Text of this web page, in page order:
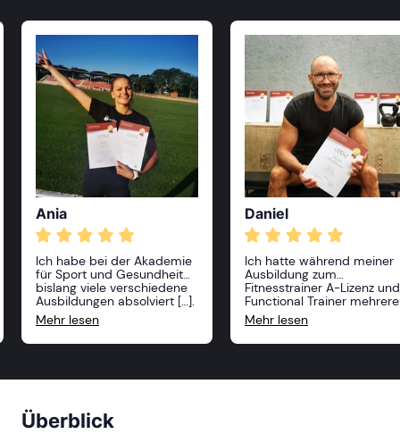
Ania
Ich habe bei der Akademie
für Sport und Gesundheit
bislang viele verschiedene
Ausbildungen absolviert […].
Alle Kurse waren sehr
anspruchsvoll und
professionell, die Dozenten
kann die Akademie nur
Jahr weitere Kurse zu
Mehr lesen
Daniel
Ich hatte während meiner
Ausbildung zum
Fitnesstrainer A-Lizenz und
Functional Trainer mehrere
Dozenten und alle haben
mit ihrem praxisnahen
Wissen nicht nur die
Ausbildungsinhalte auf
Mehr lesen
Überblick